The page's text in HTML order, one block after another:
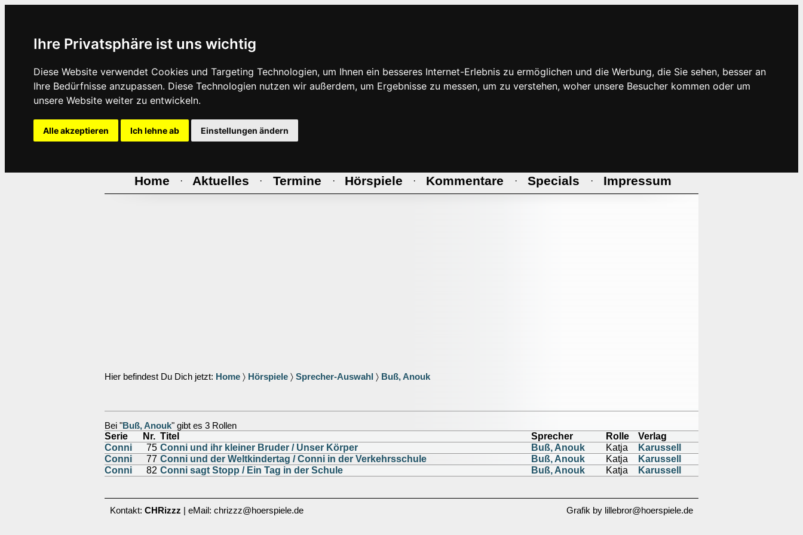
Ihre Privatsphäre ist uns wichtig
Diese Website verwendet Cookies und Targeting Technologien, um Ihnen ein besseres Internet-Erlebnis zu ermöglichen und die Werbung, die Sie sehen, besser an
Ihre Bedürfnisse anzupassen. Diese Technologien nutzen wir außerdem, um Ergebnisse zu messen, um zu verstehen, woher unsere Besucher kommen oder um
unsere Website weiter zu entwickeln.
Alle akzeptieren Ich lehne ab Einstellungen ändern
Home · Aktuelles · Termine · Hörspiele · Kommentare · Specials · Impressum
Hier befindest Du Dich jetzt: Home 〉 Hörspiele 〉 Sprecher-Auswahl 〉 Buß, Anouk
Bei "Buß, Anouk" gibt es 3 Rollen
Serie Nr. Titel Sprecher Rolle
Verlag
Conni
75 Conni und ihr kleiner Bruder / Unser Körper Buß, Anouk Katja
Karussell
Conni
77 Conni und der Weltkindertag / Conni in der Verkehrsschule Buß, Anouk Katja
Karussell
Conni
82 Conni sagt Stopp / Ein Tag in der Schule Buß, Anouk Katja Karussell
Kontakt: CHRizzz | eMail: chrizzz@hoerspiele.de Grafik by lillebror@hoerspiele.de